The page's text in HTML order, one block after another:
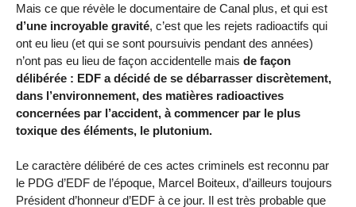
Mais ce que révèle le documentaire de Canal plus, et qui est
d’une incroyable gravité, c’est que les rejets radioactifs qui
ont eu lieu (et qui se sont poursuivis pendant des années)
n’ont pas eu lieu de façon accidentelle mais de façon
délibérée : EDF a décidé de se débarrasser discrètement,
dans l’environnement, des matières radioactives
concernées par l’accident, à commencer par le plus
toxique des éléments, le plutonium.
Le caractère délibéré de ces actes criminels est reconnu par
le PDG d’EDF de l’époque, Marcel Boiteux, d’ailleurs toujours
Président d’honneur d’EDF à ce jour. Il est très probable que